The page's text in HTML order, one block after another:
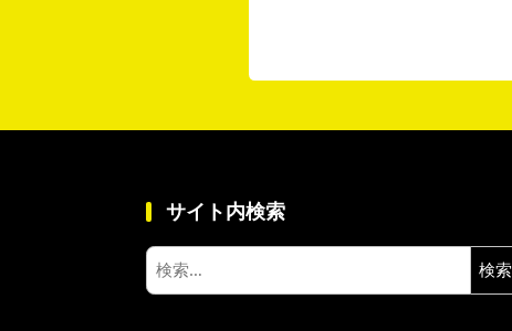
サイト内検索
検
索: